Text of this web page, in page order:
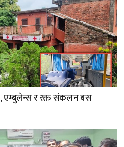
एम्बुलेन्स र रक्त संकलन बस